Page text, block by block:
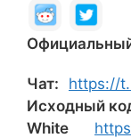
Чат:
https://
Исходный
White